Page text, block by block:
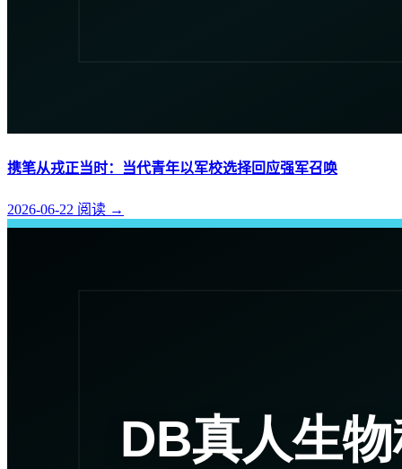
携笔从戎正当时：当代青年以军校选择回应强军召唤
2026-06-22 阅读 →